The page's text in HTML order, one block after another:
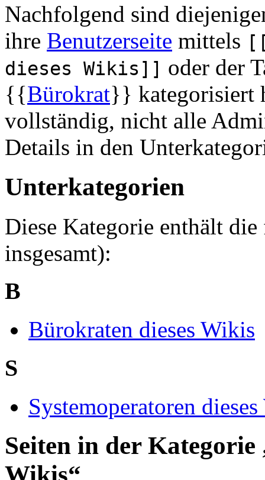
Nachfolgend sind
ihre Benutzerseite mittels
dieses Wikis]] oder der
{{Bürokrat}} kategorisiert
vollständig, nicht alle
Details in den
Unterkategorien
Diese Kategorie enthält
insgesamt):
B
Bürokraten dieses Wikis
S
Systemoperatoren
Seiten in der